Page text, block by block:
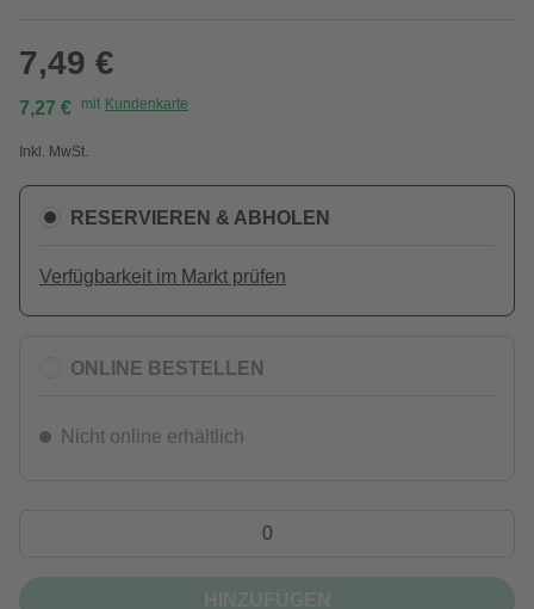
7,49 €
7,27 € mit Kundenkarte
Inkl. MwSt.
RESERVIEREN & ABHOLEN
Verfügbarkeit im Markt prüfen
ONLINE BESTELLEN
Nicht online erhältlich